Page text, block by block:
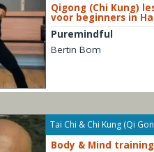
Qigong (Chi Kung)
voor beginners in
Puremindful
Bertin Bom
Tai Chi & Chi Kung (Qi
Body & Mind